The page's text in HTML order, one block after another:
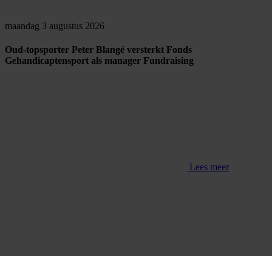
maandag 3 augustus 2026
Oud-topsporter Peter Blangé versterkt Fonds
Gehandicaptensport als manager Fundraising
Lees meer